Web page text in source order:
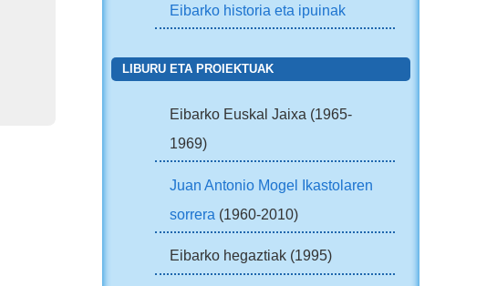
Eibarko historia eta ipuinak
LIBURU ETA PROIEKTUAK
Eibarko Euskal Jaixa (1965-
1969)
Juan Antonio Mogel Ikastolaren
sorrera (1960-2010)
Eibarko hegaztiak (1995)